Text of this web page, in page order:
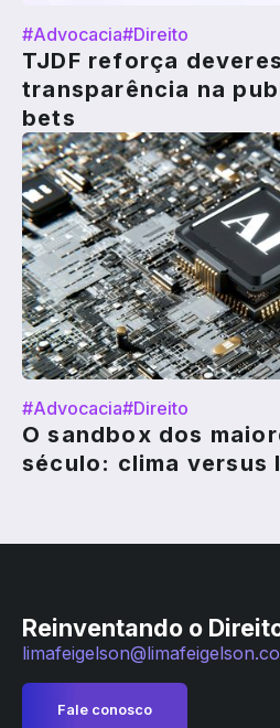
#Advocacia#Direito
TJDF reforça
transparência na
bets
#Advocacia#Direito
O sandbox dos
século: clima versus
Reinventando o
Fale conosco